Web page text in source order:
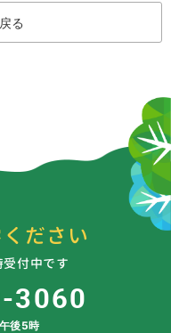
る
ださい
付中です
3060
後5時